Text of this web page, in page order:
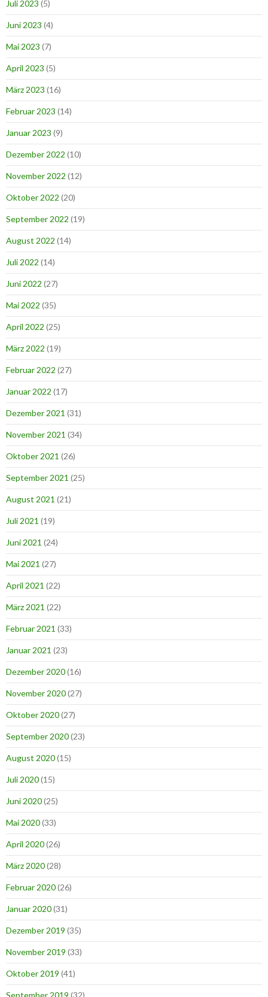
Juli 2023 (5)
Juni 2023 (4)
Mai 2023 (7)
April 2023 (5)
März 2023 (16)
Februar 2023 (14)
Januar 2023 (9)
Dezember 2022 (10)
November 2022 (12)
Oktober 2022 (20)
September 2022 (19)
August 2022 (14)
Juli 2022 (14)
Juni 2022 (27)
Mai 2022 (35)
April 2022 (25)
März 2022 (19)
Februar 2022 (27)
Januar 2022 (17)
Dezember 2021 (31)
November 2021 (34)
Oktober 2021 (26)
September 2021 (25)
August 2021 (21)
Juli 2021 (19)
Juni 2021 (24)
Mai 2021 (27)
April 2021 (22)
März 2021 (22)
Februar 2021 (33)
Januar 2021 (23)
Dezember 2020(16)
November 2020(27)
Oktober 2020(27)
September 2020(23)
August 2020(15)
Juli 2020(15)
Juni 2020(25)
Mai 2020(33)
April 2020(26)
März 2020(28)
Februar 2020(26)
Januar 2020(31)
Dezember 2019 (35)
November 2019 (33)
Oktober 2019 (41)
September 2019 (32)